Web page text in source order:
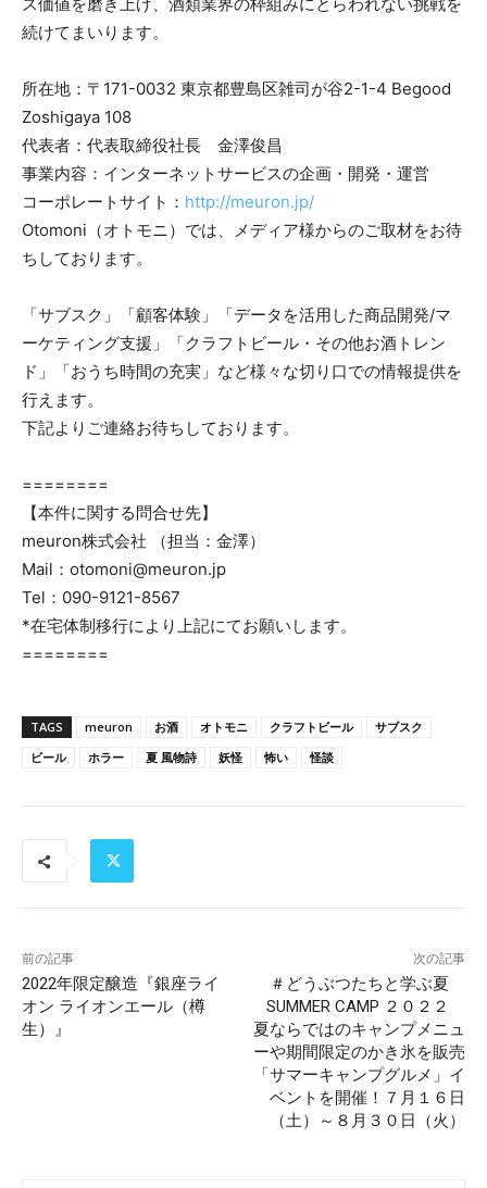
続けてまいります。
所在地：〒171-0032 東京都豊島区雑司が谷2-1-4 Begood
Zoshigaya 108
代表者：代表取締役社長 金澤俊昌
事業内容：インターネットサービスの企画・開発・運営
コーポレートサイト： http://meuron.jp/
Otomoni（オトモニ）では、メディア様からのご取材をお待
ちしております。
「サブスク」「顧客体験」「データを活用した商品開発/マ
ーケティング支援」「クラフトビール・その他お酒トレン
ド」「おうち時間の充実」など様々な切り口での情報提供を
行えます。
下記よりご連絡お待ちしております。
========
【本件に関する問合せ先】
meuron株式会社 （担当：金澤）
Mail：otomoni@meuron.jp
Tel：090-9121-8567
*在宅体制移行により上記にてお願いします。
========
TAGS meuron お酒 オトモニ クラフトビール
サブスク
ビール
ホラー 夏 風物詩 妖怪 怖い 怪談
前の記事
2022年限定醸造『銀座ライ
オン ライオンエール（樽
生）』
次の記事
＃どうぶつたちと学ぶ夏
SUMMER CAMP ２０２２
夏ならではのキャンプメニュ
ーや期間限定のかき氷を販売
「サマーキャンプグルメ」イ
ベントを開催！７月１６日
（土）～８月３０日（火）